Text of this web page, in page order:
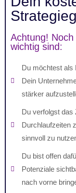
Achtung!
wichtig sind:
Du möchtest als
Dein
stärker
Du verfolgst das
Durchlaufzeiten
sinnvoll zu
Du bist offen
Potenziale
nach vorne